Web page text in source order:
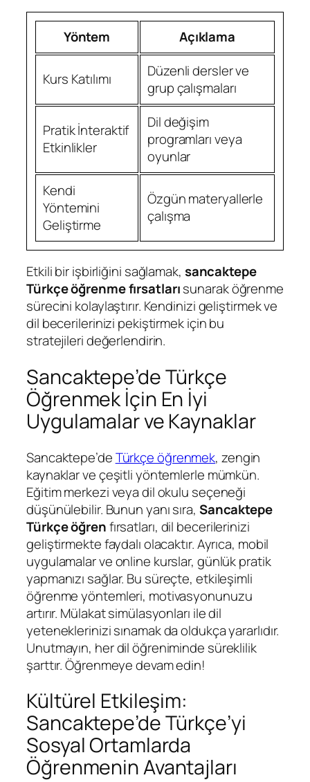
Yöntem Açıklama
Kurs Katılımı
Düzenli dersler ve
grup çalışmaları
Pratik İnteraktif
Etkinlikler
Dil değişim
programları veya
oyunlar
Kendi
Yöntemini
Geliştirme
Özgün materyallerle
çalışma
Etkili bir işbirliğini sağlamak, sancaktepe
Türkçe öğrenme fırsatlarısunarak öğrenme
sürecini kolaylaştırır. Kendinizi geliştirmek ve
dil becerilerinizi pekiştirmek için bu
stratejileri değerlendirin.
Sancaktepe’de Türkçe
Öğrenmek İçin En İyi
Uygulamalar ve Kaynaklar
Sancaktepe’deTürkçe öğrenmek, zengin
kaynaklar ve çeşitli yöntemlerle mümkün.
Eğitim merkezi veya dil okulu seçeneği
düşünülebilir. Bunun yanı sıra, Sancaktepe
Türkçe öğrenfırsatları, dil becerilerinizi
geliştirmekte faydalı olacaktır. Ayrıca, mobil
uygulamalar ve online kurslar, günlük pratik
yapmanızı sağlar. Bu süreçte, etkileşimli
öğrenme yöntemleri, motivasyonunuzu
artırır. Mülakat simülasyonları ile dil
yeteneklerinizi sınamak da oldukça yararlıdır.
Unutmayın, her dil öğreniminde süreklilik
şarttır. Öğrenmeye devam edin!
Kültürel Etkileşim:
Sancaktepe’de Türkçe’yi
Sosyal Ortamlarda
Öğrenmenin Avantajları